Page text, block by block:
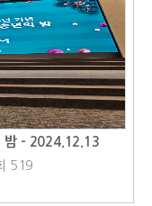
밤 - 2024.12.13
519